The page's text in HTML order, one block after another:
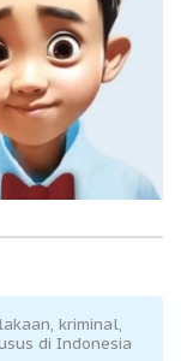
kriminal,
di Indonesia